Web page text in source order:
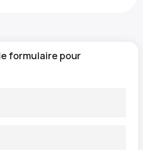
formulaire pour